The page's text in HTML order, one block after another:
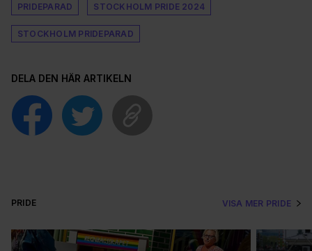
PRIDEPARAD STOCKHOLM PRIDE 2024
STOCKHOLM PRIDEPARAD
DELA DEN HÄR ARTIKELN
PRIDE VISA MER PRIDE